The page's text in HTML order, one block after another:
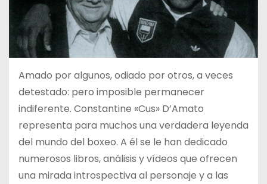
Amado por algunos, odiado por otros, a veces
detestado: pero imposible permanecer
indiferente. Constantine «Cus» D’Amato
representa para muchos una verdadera leyenda
del mundo del boxeo. A él se le han dedicado
numerosos libros, análisis y vídeos que ofrecen
una mirada introspectiva al personaje y a las